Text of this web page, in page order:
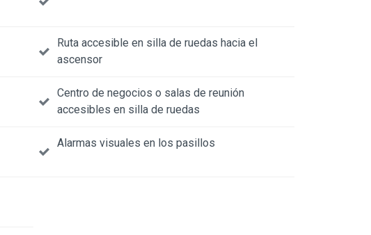
Ruta accesible en silla de ruedas hacia el
ascensor
Centro de negocios o salas de reunión
accesibles en silla de ruedas
Alarmas visuales en los pasillos